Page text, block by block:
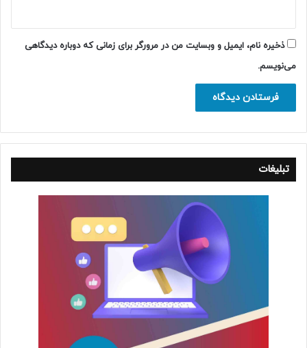
ذخیره نام، ایمیل و وبسایت من در مرورگر برای زمانی که دوباره دیدگاهی
می‌نویسم.
تبلیغات